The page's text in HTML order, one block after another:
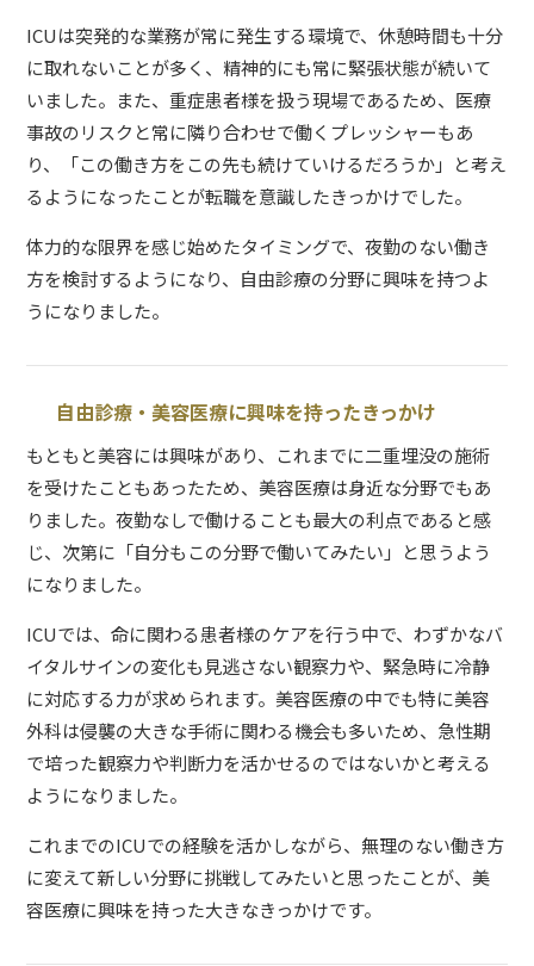
ICUは突発的な業務が常に発生する環境で、休憩時間も十分
に取れないことが多く、精神的にも常に緊張状態が続いて
いました。また、重症患者様を扱う現場であるため、医療
事故のリスクと常に隣り合わせで働くプレッシャーもあ
り、「この働き方をこの先も続けていけるだろうか」と考え
るようになったことが転職を意識したきっかけでした。
体力的な限界を感じ始めたタイミングで、夜勤のない働き
方を検討するようになり、自由診療の分野に興味を持つよ
うになりました。
自由診療・美容医療に興味を持ったきっかけ
もともと美容には興味があり、これまでに二重埋没の施術
を受けたこともあったため、美容医療は身近な分野でもあ
りました。夜勤なしで働けることも最大の利点であると感
じ、次第に「自分もこの分野で働いてみたい」と思うよう
になりました。
ICUでは、命に関わる患者様のケアを行う中で、わずかなバ
イタルサインの変化も見逃さない観察力や、緊急時に冷静
に対応する力が求められます。美容医療の中でも特に美容
外科は侵襲の大きな手術に関わる機会も多いため、急性期
で培った観察力や判断力を活かせるのではないかと考える
ようになりました。
これまでのICUでの経験を活かしながら、無理のない働き方
に変えて新しい分野に挑戦してみたいと思ったことが、美
容医療に興味を持った大きなきっかけです。